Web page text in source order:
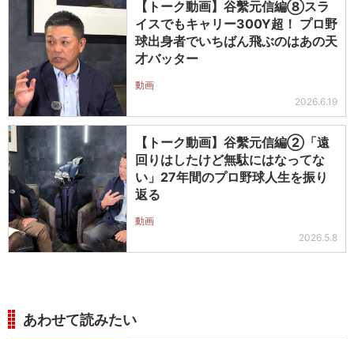
【トーク動画】谷繫元信編⑧スラ
イスでもキャリー300Y超！ プロ野
球出身者でいちばん飛ぶのはあの天
才バッター
動画
2026.6.19
【トーク動画】谷繫元信編②「遠
回りはしたけど無駄にはなってな
い」27年間のプロ野球人生を振り
返る
動画
2026.5.8
あわせて読みたい